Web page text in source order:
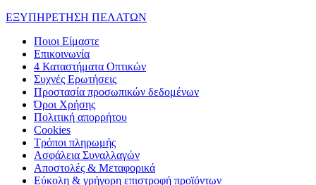
ΕΞΥΠΗΡΕΤΗΣΗ ΠΕΛΑΤΩΝ
Ποιοι Είμαστε
Επικοινωνία
4 Καταστήματα Οπτικών
Συχνές Ερωτήσεις
Προστασία προσωπικών δεδομένων
Όροι Χρήσης
Πολιτική απορρήτου
Cookies
Τρόποι πληρωμής
Ασφάλεια Συναλλαγών
Αποστολές & Μεταφορικά
Εύκολη & γρήγορη επιστροφή προϊόντων